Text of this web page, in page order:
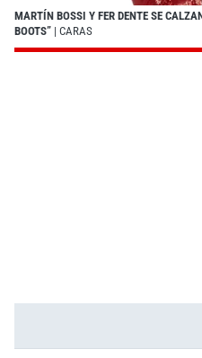
MARTÍN BOSSI Y FER DENTE SE
BOOTS” | CARAS